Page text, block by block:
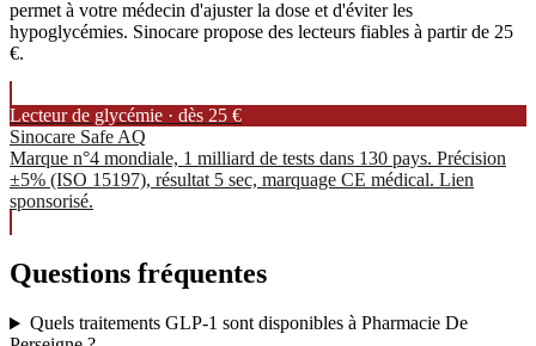
permet à votre médecin d'ajuster la dose et d'éviter les
hypoglycémies. Sinocare propose des lecteurs fiables à partir de 25
€.
Lecteur de glycémie · dès 25 €
Sinocare Safe AQ
Marque n°4 mondiale, 1 milliard de tests dans 130 pays. Précision
±5% (ISO 15197), résultat 5 sec, marquage CE médical. Lien
sponsorisé.
Questions fréquentes
Quels traitements GLP-1 sont disponibles à Pharmacie De